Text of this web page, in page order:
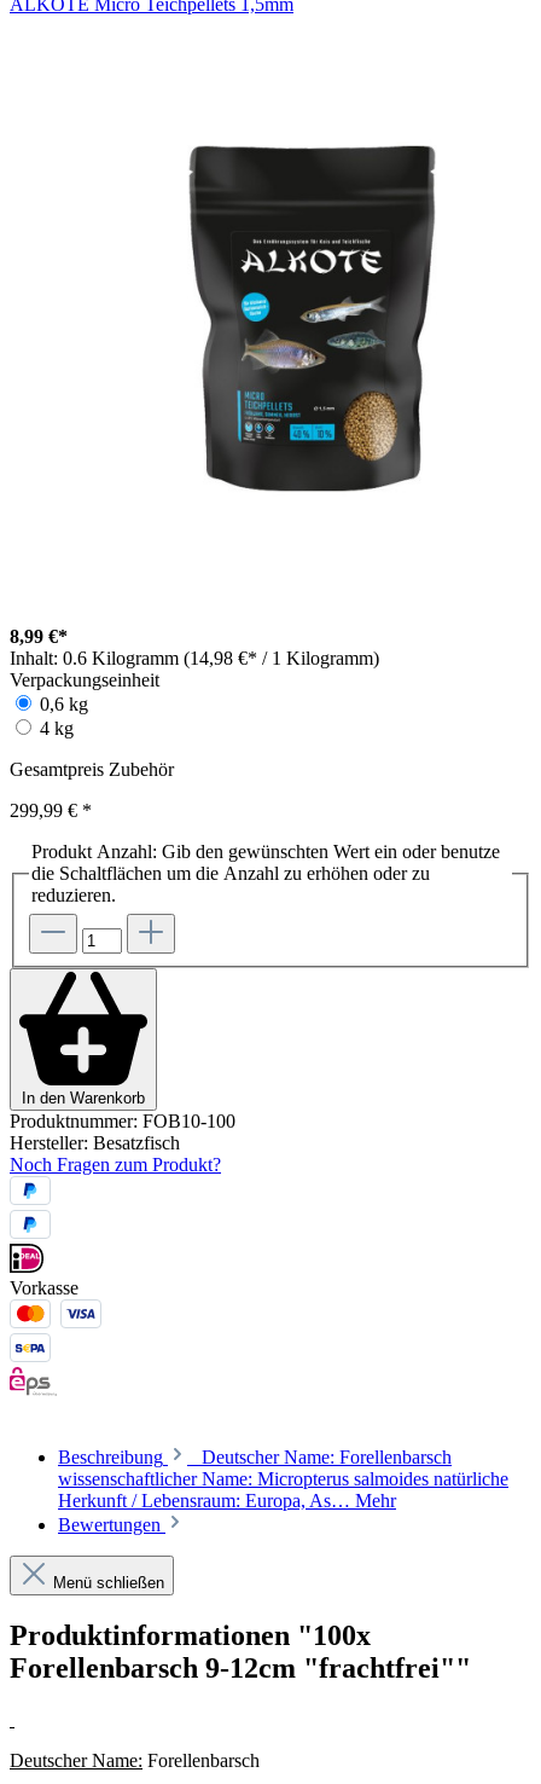
ALKOTE Micro Teichpellets 1,5mm
8,99 €*
Inhalt: 0.6 Kilogramm (14,98 €* / 1 Kilogramm)
Verpackungseinheit
0,6 kg
4 kg
Gesamtpreis Zubehör
299,99 € *
Produkt Anzahl: Gib den gewünschten Wert ein oder benutze
die Schaltflächen um die Anzahl zu erhöhen oder zu
reduzieren.
In den Warenkorb
Produktnummer: FOB10-100
Hersteller: Besatzfisch
Noch Fragen zum Produkt?
Vorkasse
Beschreibung
Deutscher Name: Forellenbarsch
wissenschaftlicher Name: Micropterus salmoides natürliche
Herkunft / Lebensraum: Europa, As… Mehr
Bewertungen
Menü schließen
Produktinformationen "100x
Forellenbarsch 9-12cm "frachtfrei""
Deutscher Name: Forellenbarsch